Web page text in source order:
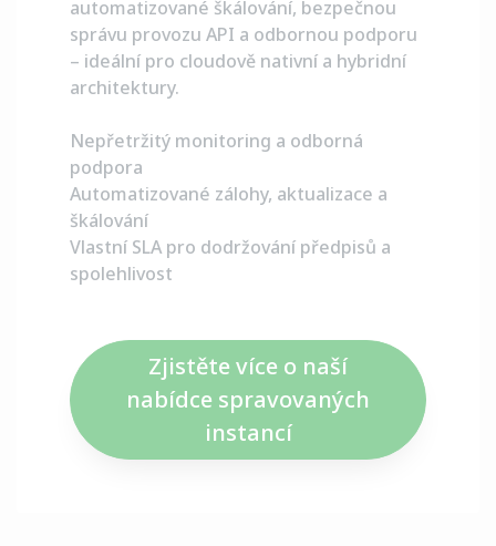
automatizované škálování, bezpečnou
správu provozu API a odbornou podporu
– ideální pro cloudově nativní a hybridní
architektury.
Nepřetržitý monitoring a odborná
podpora
Automatizované zálohy, aktualizace a
škálování
Vlastní SLA pro dodržování předpisů a
spolehlivost
Zjistěte více o naší
nabídce spravovaných
instancí